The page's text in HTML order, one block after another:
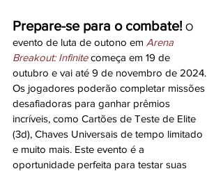
Prepare-se para o combate! O
evento de luta de outono em Arena
Breakout: Infinite começa em 19 de
outubro e vai até 9 de novembro de 2024.
Os jogadores poderão completar missões
desafiadoras para ganhar prêmios
incríveis, como Cartões de Teste de Elite
(3d), Chaves Universais de tempo limitado
e muito mais. Este evento é a
oportunidade perfeita para testar suas